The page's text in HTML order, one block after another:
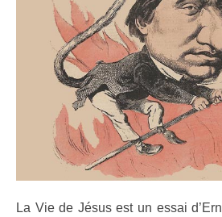
La Vie de Jésus est un essai